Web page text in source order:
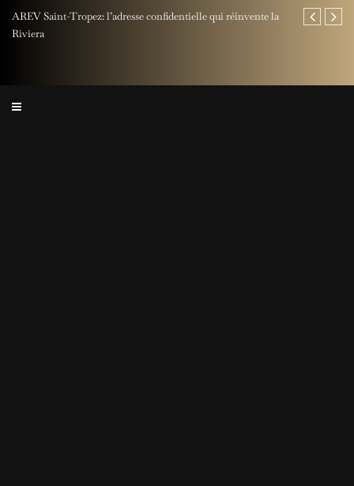
AREV Saint-Tropez: l’adresse confidentielle qui réinvente la
Riviera
Fête des